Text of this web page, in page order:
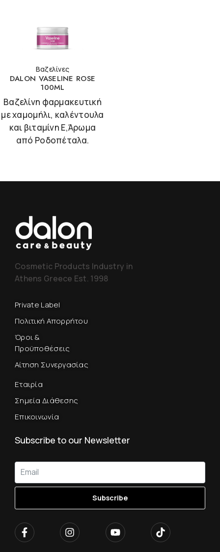
Βαζελίνες
DALON VASELINE ROSE
100ML
Βαζελίνη φαρμακευτική
με χαμομήλι, καλέντουλα
και βιταμίνη Ε,Άρωμα
από Ροδοπέταλα.
Cosmetic Products Industry in
Athens Greece Est. 1998
Private Label
Πολιτική Απορρήτου
Όροι &
Προϋποθέσεις
Αίτηση Συνεργασίας
Εταιρία
Σημεία Διάθεσης
Επικοινωνία
Subscribe to our Newsletter
Subscribe